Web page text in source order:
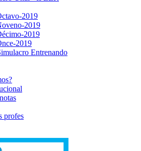
2019
2019
2019
2019
Entrenando
profes